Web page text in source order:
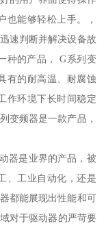
也能够轻松上手。，
速判断并解决设备故
种的产品， G系列变
有的耐高温、耐腐蚀
作环境下长时间稳定
变频器是一款产品，
是业界的产品，被
、工业自动化，还是
都能展现出性能和可
对于驱动器的严苛要